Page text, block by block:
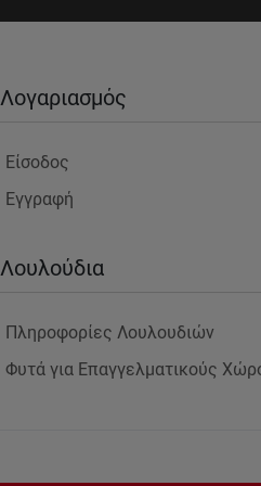
Λογαριασμός
Είσοδος
Εγγραφή
Λουλούδια
Πληροφορίες Λουλουδιών
Φυτά για Επαγγελματικούς